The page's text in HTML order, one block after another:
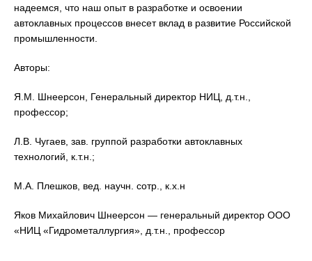
надеемся, что наш опыт в разработке и освоении
автоклавных процессов внесет вклад в развитие Российской
промышленности.
Авторы:
Я.М. Шнеерсон, Генеральный директор НИЦ, д.т.н.,
профессор;
Л.В. Чугаев, зав. группой разработки автоклавных
технологий, к.т.н.;
М.А. Плешков, вед. научн. сотр., к.х.н
Яков Михайлович Шнеерсон — генеральный директор ООО
«НИЦ «Гидрометаллургия», д.т.н., профессор